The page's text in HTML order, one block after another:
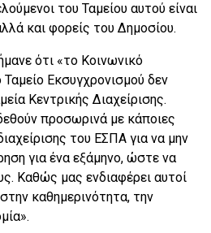
του Ταμείου αυτού είναι
και φορείς του Δημοσίου.
ότι «το Κοινωνικό
Ταμείο Εκσυγχρονισμού δεν
Κεντρικής Διαχείρισης.
προσωρινά με κάποιες
του ΕΣΠΑ για να μην
για ένα εξάμηνο, ώστε να
Καθώς μας ενδιαφέρει αυτοί
καθημερινότητα, την